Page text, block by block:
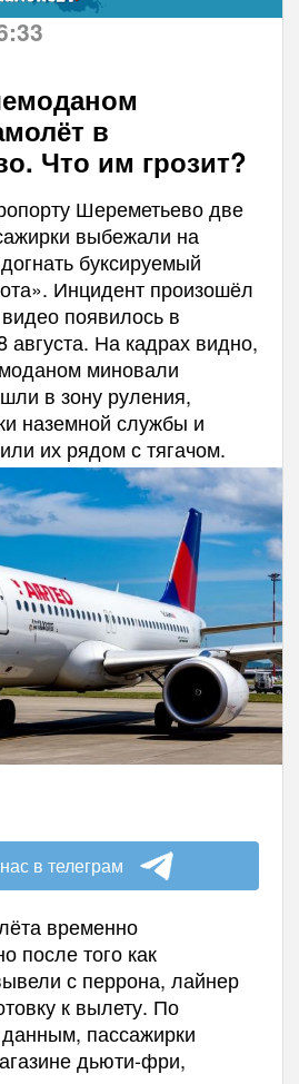
в
Что им грозит?
Шереметьево две
выбежали на
буксируемый
Инцидент произошёл
появилось в
августа. На кадрах видно,
миновали
в зону руления,
наземной службы и
их рядом с тягачом.
в телеграм
временно
после того как
с перрона, лайнер
к вылету. По
пассажирки
дьюти-фри,